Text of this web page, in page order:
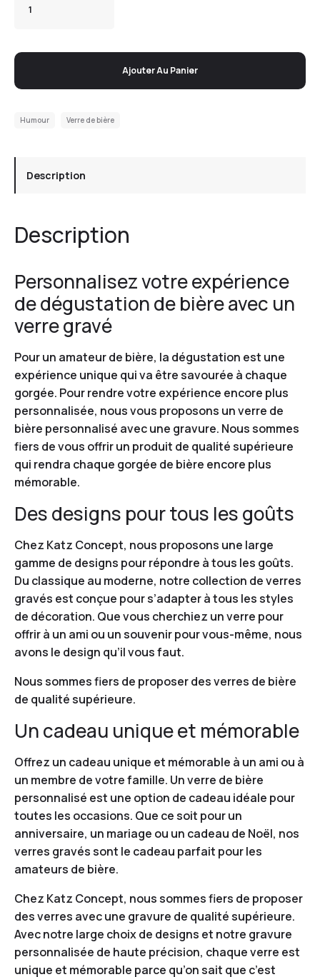
Ajouter Au Panier
Humour Verre de bière
Description
Description
Personnalisez votre expérience
de dégustation de bière avec un
verre gravé
Pour un amateur de bière, la dégustation est une
expérience unique qui va être savourée à chaque
gorgée. Pour rendre votre expérience encore plus
personnalisée, nous vous proposons un verre de
bière personnalisé avec une gravure. Nous sommes
fiers de vous offrir un produit de qualité supérieure
qui rendra chaque gorgée de bière encore plus
mémorable.
Des designs pour tous les goûts
Chez Katz Concept, nous proposons une large
gamme de designs pour répondre à tous les goûts.
Du classique au moderne, notre collection de verres
gravés est conçue pour s’adapter à tous les styles
de décoration. Que vous cherchiez un verre pour
offrir à un ami ou un souvenir pour vous-même, nous
avons le design qu’il vous faut.
Nous sommes fiers de proposer des verres de bière
de qualité supérieure.
Un cadeau unique et mémorable
Offrez un cadeau unique et mémorable à un ami ou à
un membre de votre famille. Un verre de bière
personnalisé est une option de cadeau idéale pour
toutes les occasions. Que ce soit pour un
anniversaire, un mariage ou un cadeau de Noël, nos
verres gravés sont le cadeau parfait pour les
amateurs de bière.
Chez Katz Concept, nous sommes fiers de proposer
des verres avec une gravure de qualité supérieure.
Avec notre large choix de designs et notre gravure
personnalisée de haute précision, chaque verre est
unique et mémorable parce qu’on sait que c’est